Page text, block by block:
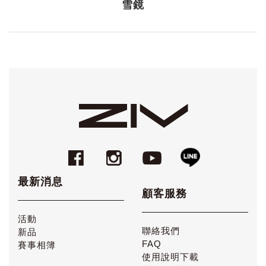
雪鏡
最新消息
活動
新品
賽事相簿
顧客服務
聯絡我們
FAQ
使用說明下載